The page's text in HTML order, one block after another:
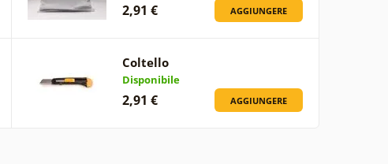
2,91 € AGGIUNGERE
Coltello
Disponibile
2,91 € AGGIUNGERE